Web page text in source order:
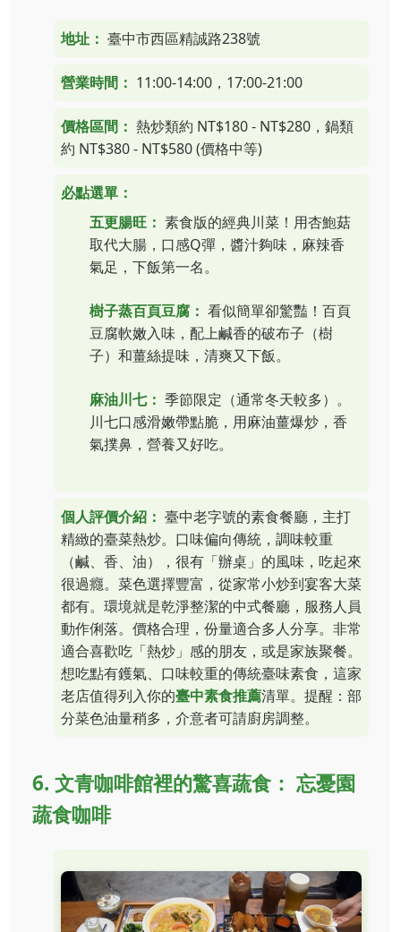
地址： 臺中市西區精誠路238號
營業時間： 11:00-14:00，17:00-21:00
價格區間： 熱炒類約 NT$180 - NT$280，鍋類
約 NT$380 - NT$580 (價格中等)
必點選單：
五更腸旺： 素食版的經典川菜！用杏鮑菇
取代大腸，口感Q彈，醬汁夠味，麻辣香
氣足，下飯第一名。
樹子蒸百頁豆腐： 看似簡單卻驚豔！百頁
豆腐軟嫩入味，配上鹹香的破布子（樹
子）和薑絲提味，清爽又下飯。
麻油川七： 季節限定（通常冬天較多）。
川七口感滑嫩帶點脆，用麻油薑爆炒，香
氣撲鼻，營養又好吃。
個人評價介紹： 臺中老字號的素食餐廳，主打
精緻的臺菜熱炒。口味偏向傳統，調味較重
（鹹、香、油），很有「辦桌」的風味，吃起來
很過癮。菜色選擇豐富，從家常小炒到宴客大菜
都有。環境就是乾淨整潔的中式餐廳，服務人員
動作俐落。價格合理，份量適合多人分享。非常
適合喜歡吃「熱炒」感的朋友，或是家族聚餐。
想吃點有鑊氣、口味較重的傳統臺味素食，這家
老店值得列入你的臺中素食推薦清單。提醒：部
分菜色油量稍多，介意者可請廚房調整。
6. 文青咖啡館裡的驚喜蔬食： 忘憂園
蔬食咖啡